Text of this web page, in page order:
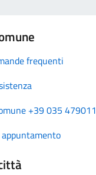
frequenti
+39 035 479011